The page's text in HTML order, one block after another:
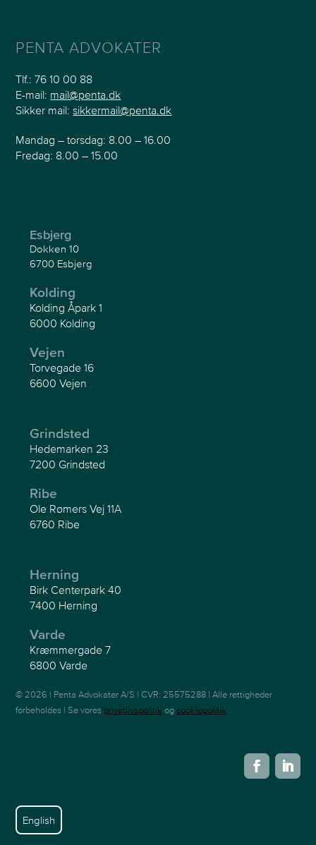
PENTA ADVOKATER
Tlf.:76 10 00 88
E-mail: mail@penta.dk
Sikker mail:sikkermail@penta.dk
Mandag – torsdag: 8.00 – 16.00
Fredag: 8.00 – 15.00
Esbjerg
Dokken 10
6700 Esbjerg
Kolding
Kolding Åpark 1
6000 Kolding
Vejen
Torvegade 16
6600 Vejen
Grindsted
Hedemarken 23
7200 Grindsted
Ribe
Ole Rømers Vej 11A
6760 Ribe
Herning
Birk Centerpark 40
7400 Herning
Varde
Kræmmergade 7
6800 Varde
© 2026 | Penta Advokater A/S | CVR: 25575288 | Alle rettigheder
forbeholdes | Se vores privatlivspolitik og cookiepolitik
English